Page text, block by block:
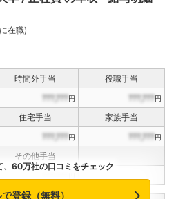
在職)
時間外手当
役職手当
???,???円 ???,???円
住宅手当
家族手当
???,???円 ???,???円
その他手当
、60万社の口コミをチェック
登録（無料）